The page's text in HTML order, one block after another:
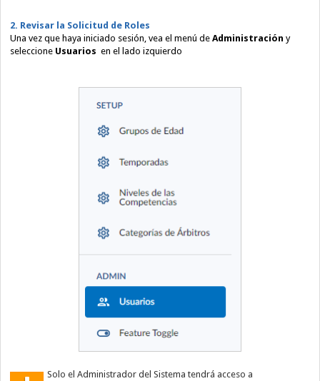
2. Revisar la Solicitud de Roles
Una vez que haya iniciado sesión, vea el menú de Administración y
seleccione Usuarios en el lado izquierdo
Solo el Administrador del Sistema tendrá acceso a